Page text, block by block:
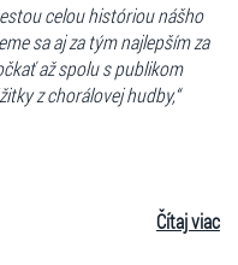
celou históriou nášho
sa aj za tým najlepším za
až spolu s publikom
z chorálovej hudby,“
po celom svete. Hneď
Čítaj viac